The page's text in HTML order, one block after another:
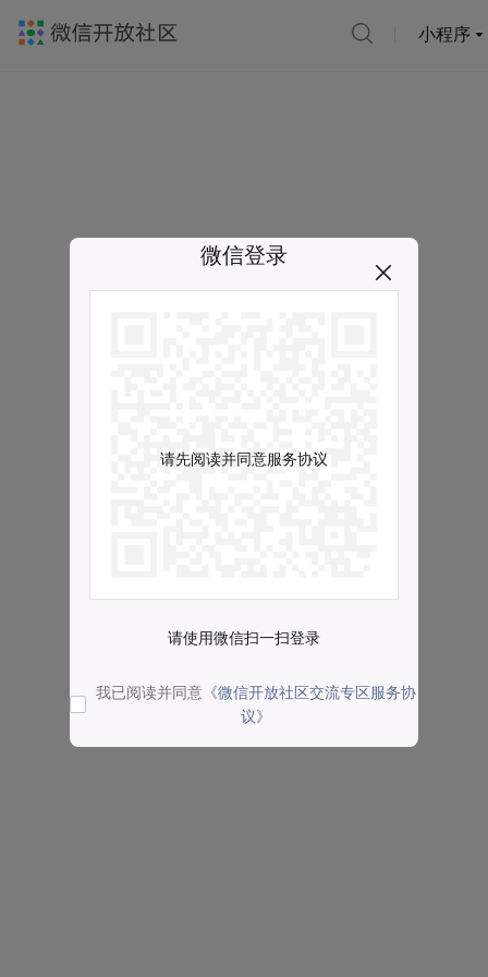
小程序
微信登录
请先阅读并同意服务协议
请使用微信扫一扫登录
我已阅读并同意 《微信开放社区交流专区服务协
议》